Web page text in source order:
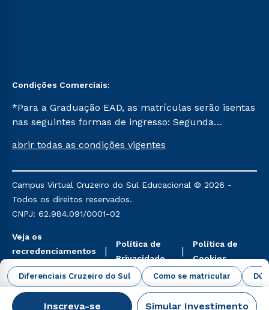
Diferenciais Cruzeiro do Sul Como se matricular
Inscreva-se Simular Investimento
Condições Comerciais:
*Para a Graduação EAD, as matrículas serão isentas
nas seguintes formas de ingresso: Segunda
Já para as demais, a taxa de matrícula será de R$
mencionadas são referentes aos cursos: Ensino
Religioso, Geografia para a Docência e Metodologia
do Ensino de História: Questões Atuais.
abrir todas as condições vigentes
Campus Virtual Cruzeiro do Sul Educacional © 2026 -
Todos os direitos reservados.
CNPJ: 62.984.091/0001-02
Veja os
recredenciamentos
aqui
Política de
Privacidade
Política de
Cookies